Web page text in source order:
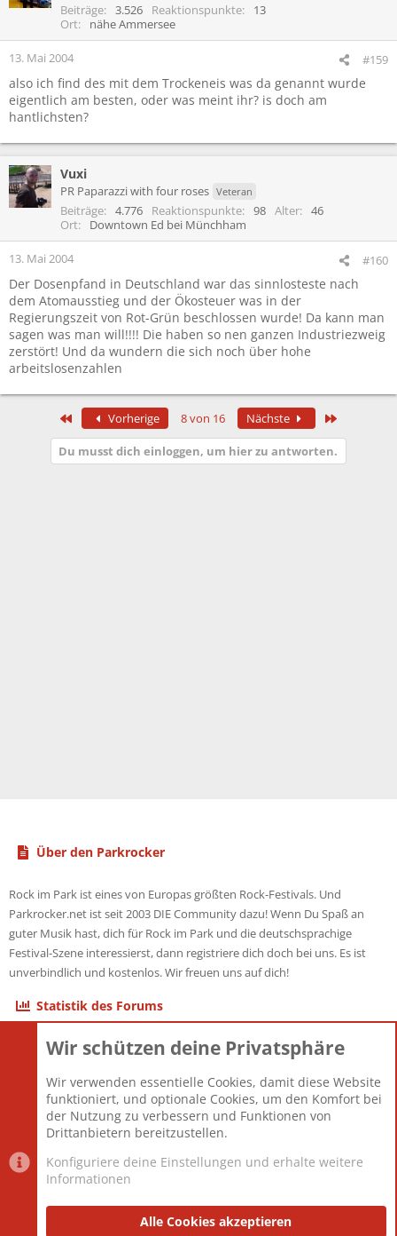
Beiträge
3.526 Reaktionspunkte
13
Ort
nähe Ammersee
13. Mai 2004 #159
also ich find des mit dem Trockeneis was da genannt wurde
eigentlich am besten, oder was meint ihr? is doch am
hantlichsten?
Vuxi
PR Paparazzi with four roses Veteran
Beiträge 4.776 Reaktionspunkte 98 Alter
46
Ort
Downtown Ed bei Münchham
13. Mai 2004 #160
Der Dosenpfand in Deutschland war das sinnlosteste nach
dem Atomausstieg und der Ökosteuer was in der
Regierungszeit von Rot-Grün beschlossen wurde! Da kann man
sagen was man will!!!! Die haben so nen ganzen Industriezweig
zerstört! Und da wundern die sich noch über hohe
arbeitslosenzahlen
Erste Vorherige 8 von 16 Nächste
Du musst dich einloggen, um hier zu antworten.
Über den Parkrocker
Rock im Park ist eines von Europas größten Rock-Festivals. Und
Parkrocker.net ist seit 2003 DIE Community dazu! Wenn Du Spaß an
guter Musik hast, dich für Rock im Park und die deutschsprachige
Festival-Szene interessierst, dann registriere dich doch bei uns. Es ist
unverbindlich und kostenlos. Wir freuen uns auf dich!
Statistik des Forums
Themen
Mitglieder
12.427
Neuestes Mitglied
Berlin
Datenschutzerklärung Impressum
Wir schützen deine Privatsphäre
Wir verwenden essentielle Cookies, damit diese Website
funktioniert, und optionale Cookies, um den Komfort bei
der Nutzung zu verbessern und Funktionen von
Drittanbietern bereitzustellen.
Konfiguriere deine Einstellungen und erhalte weitere
Informationen
Alle Cookies akzeptieren